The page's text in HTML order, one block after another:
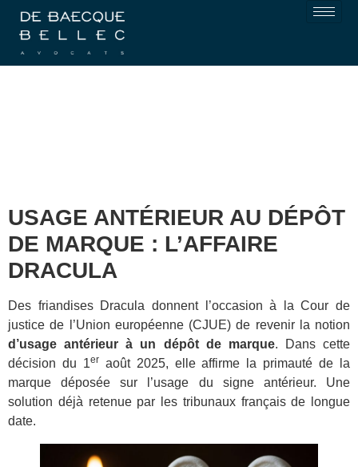
USAGE ANTÉRIEUR AU DÉPÔT
DE MARQUE : L’AFFAIRE
DRACULA
Des friandises Dracula donnent l’occasion à la Cour de
justice de l’Union européenne (CJUE) de revenir la notion
d’usage antérieur à un dépôt de marque. Dans cette
décision du 1er août 2025, elle affirme la primauté de la
marque déposée sur l’usage du signe antérieur. Une
solution déjà retenue par les tribunaux français de longue
date.